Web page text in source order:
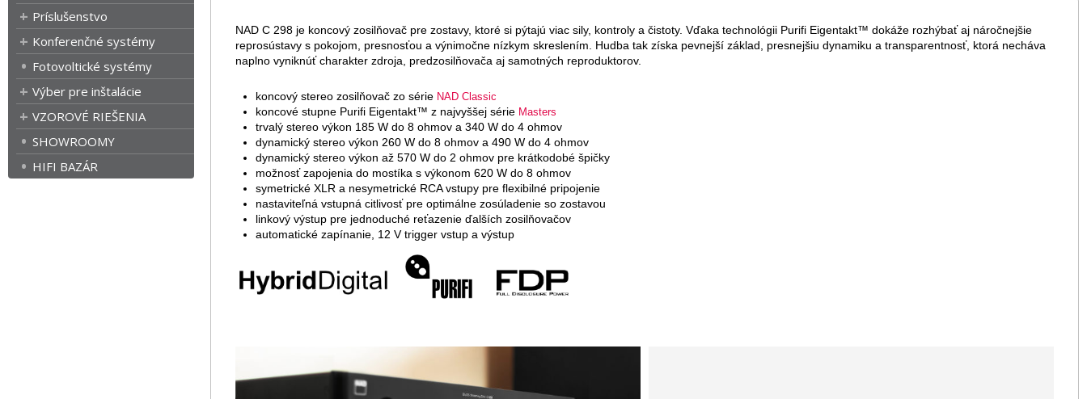
Príslušenstvo
Konferenčné systémy
Fotovoltické systémy
Výber pre inštalácie
VZOROVÉ RIEŠENIA
SHOWROOMY
HIFI BAZÁR
NAD C 298 je koncový zosilňovač pre zostavy, ktoré si pýtajú viac sily, kontroly a čistoty. Vďaka technológii Purifi Eigentakt™ dokáže rozhýbať aj náročnejšie
reprosústavy s pokojom, presnosťou a výnimočne nízkym skreslením. Hudba tak získa pevnejší základ, presnejšiu dynamiku a transparentnosť, ktorá necháva
naplno vyniknúť charakter zdroja, predzosilňovača aj samotných reproduktorov.
koncový stereo zosilňovač zo série NAD Classic
koncové stupne Purifi Eigentakt™ z najvyššej série Masters
trvalý stereo výkon 185 W do 8 ohmov a 340 W do 4 ohmov
dynamický stereo výkon 260 W do 8 ohmov a 490 W do 4 ohmov
dynamický stereo výkon až 570 W do 2 ohmov pre krátkodobé špičky
možnosť zapojenia do mostíka s výkonom 620 W do 8 ohmov
symetrické XLR a nesymetrické RCA vstupy pre flexibilné pripojenie
nastaviteľná vstupná citlivosť pre optimálne zosúladenie so zostavou
linkový výstup pre jednoduché reťazenie ďalších zosilňovačov
automatické zapínanie, 12 V trigger vstup a výstup